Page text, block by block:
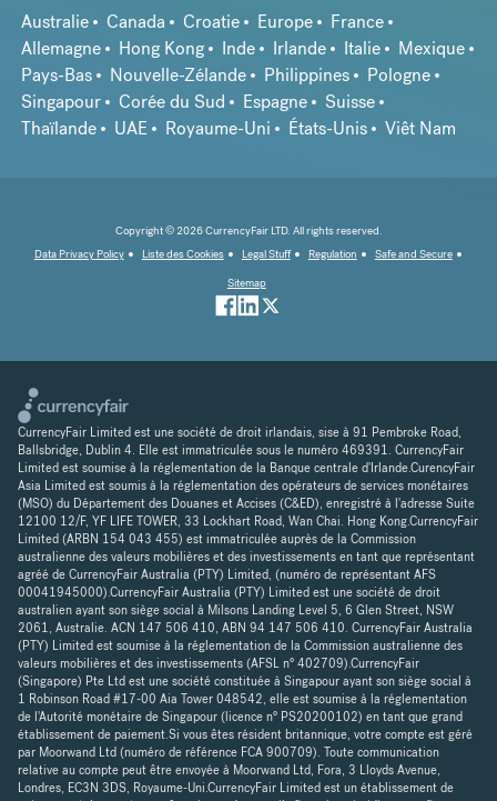
Australie
Canada Croatie Europe
France
Allemagne
Hong Kong Inde Irlande Italie
Mexique
Pays-Bas
Nouvelle-Zélande Philippines
Pologne
Singapour
Corée du Sud Espagne
Suisse
Thaïlande
UAE Royaume-Uni États-Unis Viêt Nam
Copyright © 2026 CurrencyFair LTD. All rights reserved.
Data Privacy Policy
Liste des Cookies Legal Stuff Regulation
Safe and Secure
Sitemap
CurrencyFair Limited est une société de droit irlandais, sise à 91 Pembroke Road,
Ballsbridge, Dublin 4. Elle est immatriculée sous le numéro 469391. CurrencyFair
Limited est soumise à la réglementation de la Banque centrale d'Irlande.CurencyFair
Asia Limited est soumis à la réglementation des opérateurs de services monétaires
(MSO) du Département des Douanes et Accises (C&ED), enregistré à l'adresse Suite
12100 12/F, YF LIFE TOWER, 33 Lockhart Road, Wan Chai. Hong Kong.CurrencyFair
Limited (ARBN 154 043 455) est immatriculée auprès de la Commission
australienne des valeurs mobilières et des investissements en tant que représentant
agréé de CurrencyFair Australia (PTY) Limited, (numéro de représentant AFS
00041945000).CurrencyFair Australia (PTY) Limited est une société de droit
australien ayant son siège social à Milsons Landing Level 5, 6 Glen Street, NSW
2061, Australie. ACN 147 506 410, ABN 94 147 506 410. CurrencyFair Australia
(PTY) Limited est soumise à la réglementation de la Commission australienne des
valeurs mobilières et des investissements (AFSL n° 402709).CurrencyFair
(Singapore) Pte Ltd est une société constituée à Singapour ayant son siège social à
1 Robinson Road #17-00 Aia Tower 048542, elle est soumise à la réglementation
de l'Autorité monétaire de Singapour (licence n° PS20200102) en tant que grand
établissement de paiement.Si vous êtes résident britannique, votre compte est géré
par Moorwand Ltd (numéro de référence FCA 900709). Toute communication
relative au compte peut être envoyée à Moorwand Ltd, Fora, 3 Lloyds Avenue,
Londres, EC3N 3DS, Royaume-Uni.CurrencyFair Limited est un établissement de